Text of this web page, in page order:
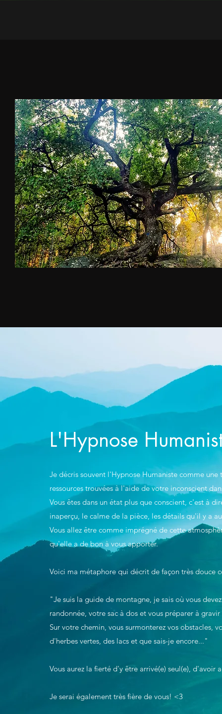
L'Hypnose
Je décris souvent l'Hypnose Humaniste comme
ressources trouvées à l'aide de votre inconscient
Vous êtes dans un état plus que conscient, c'est à
inaperçu, le calme de la pièce, les détails qu'il y a
Vous allez être comme imprégné de cette
qu'elle a de bon à vous apporter.
Voici ma métaphore qui décrit de façon très douce
"Je suis la guide de montagne, je sais où vous
randonnée, votre sac à dos et vous préparer à
Sur votre chemin, vous surmonterez vos obstacles,
d'herbes vertes, des lacs et que sais-je encore..."
Vous aurez la fierté d'y être arrivé(e) seul(e),
Je serai également très fière de vous! <3